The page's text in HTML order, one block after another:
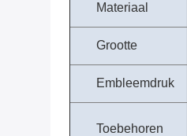
Materiaal
Grootte
Embleemdruk
Toebehoren